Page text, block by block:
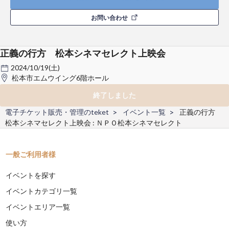
お問い合わせ
正義の行方 松本シネマセレクト上映会
2024/10/19(土)
松本市エムウイング6階ホール
終了しました
電子チケット販売・管理のteket
イベント一覧
正義の行方
松本シネマセレクト上映会 : ＮＰＯ松本シネマセレクト
一般ご利用者様
イベントを探す
イベントカテゴリ一覧
イベントエリア一覧
使い方